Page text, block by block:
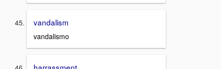
vandalism
vandalismo